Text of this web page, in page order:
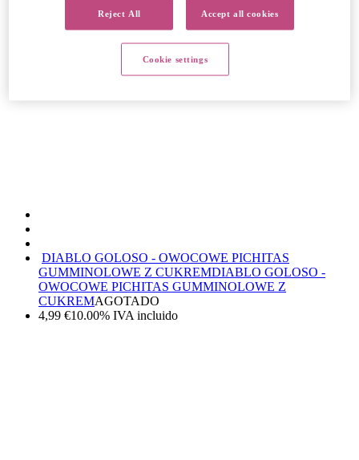
ORGAZMIN PLUS MESKIE PUDELKO NA
EN STOCK
DIABLO GOLOSO - OWOCOWE PICHITAS
GUMMINOLOWE Z CUKREMDIABLO GOLOSO -
OWOCOWE PICHITAS GUMMINOLOWE Z
CUKREMAGOTADO
4,99 €10.00% IVA incluido
Reject All Accept all cookies
Cookie settings